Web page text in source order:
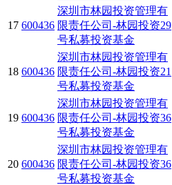
17 600436
深圳市林园投资管理有
限责任公司-林园投资29
号私募投资基金
18 600436
深圳市林园投资管理有
限责任公司-林园投资21
号私募投资基金
19 600436
深圳市林园投资管理有
限责任公司-林园投资36
号私募投资基金
20 600436
深圳市林园投资管理有
限责任公司-林园投资36
号私募投资基金